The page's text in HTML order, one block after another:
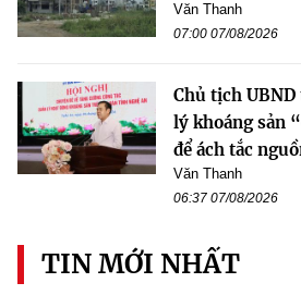
Văn Thanh
07:00 07/08/2026
Chủ tịch
lý khoáng sản
để ách tắc
Văn Thanh
06:37 07/08/2026
TIN MỚI NHẤT